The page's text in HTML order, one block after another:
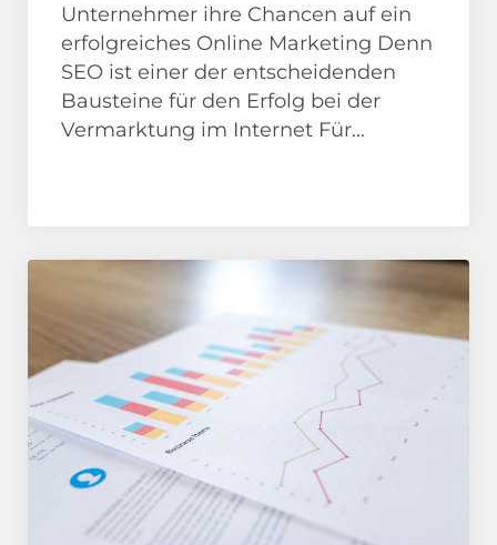
Unternehmer ihre Chancen auf ein
erfolgreiches Online Marketing Denn
SEO ist einer der entscheidenden
Bausteine für den Erfolg bei der
Vermarktung im Internet Für...